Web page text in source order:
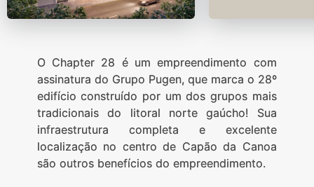
O Chapter 28 é um empreendimento com
assinatura do Grupo Pugen, que marca o 28º
edifício construído por um dos grupos mais
tradicionais do litoral norte gaúcho! Sua
infraestrutura completa e excelente
localização no centro de Capão da Canoa
são outros benefícios do empreendimento.